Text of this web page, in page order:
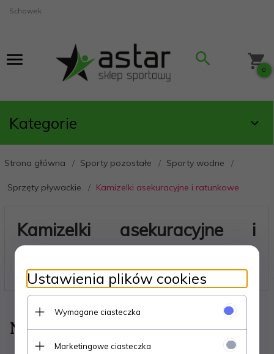
Schowek
0
Kategorie
Strona główna Sporty pozostałe Sporty wodne
Sprzęty pływackie Kamizelki asekuracyjne i ratunkowe
Kamizelki asekuracyjne i
ratunkowe
Niestety nie znaleziono produktu!
Ustawienia plików cookies
Wymagane ciasteczka
Marketingowe ciasteczka